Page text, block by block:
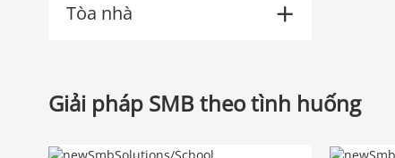
Tòa nhà
Giải pháp SMB theo tình huống